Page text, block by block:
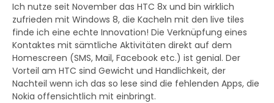
Ich nutze seit November das HTC 8x und bin wirklich
zufrieden mit Windows 8, die Kacheln mit den live tiles
finde ich eine echte Innovation! Die Verknüpfung eines
Kontaktes mit sämtliche Aktivitäten direkt auf dem
Homescreen (SMS, Mail, Facebook etc.) ist genial. Der
Vorteil am HTC sind Gewicht und Handlichkeit, der
Nachteil wenn ich das so lese sind die fehlenden Apps, die
Nokia offensichtlich mit einbringt.